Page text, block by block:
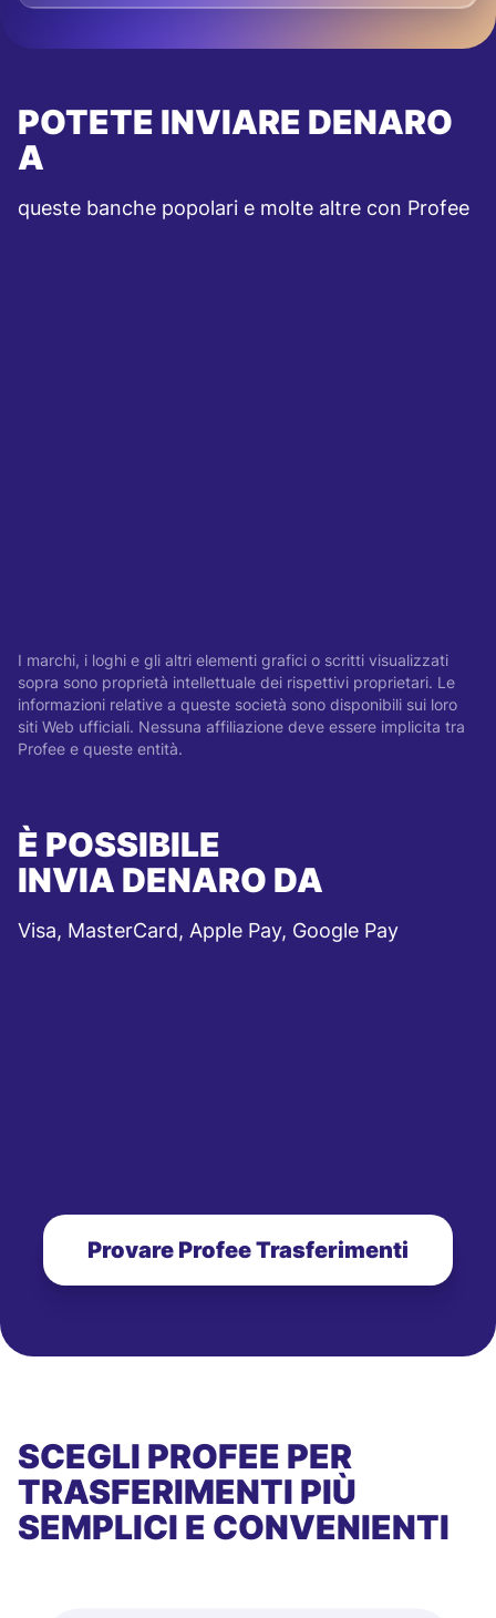
POTETE INVIARE DENARO
A
queste banche popolari e molte altre con Profee
I marchi, i loghi e gli altri elementi grafici o scritti visualizzati
sopra sono proprietà intellettuale dei rispettivi proprietari. Le
informazioni relative a queste società sono disponibili sui loro
siti Web ufficiali. Nessuna affiliazione deve essere implicita tra
Profee e queste entità.
È POSSIBILE
INVIA DENARO DA
Visa, MasterCard, Apple Pay, Google Pay
Provare Profee Trasferimenti
SCEGLI PROFEE PER
TRASFERIMENTI PIÙ
SEMPLICI E CONVENIENTI